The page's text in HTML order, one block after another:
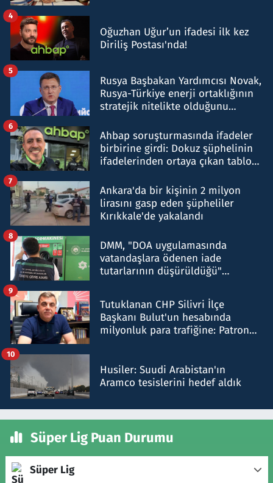
Oğuzhan Uğur’un ifadesi ilk kez
Diriliş Postası'nda!
4
Rusya Başbakan Yardımcısı Novak,
Rusya-Türkiye enerji ortaklığının
stratejik nitelikte olduğunu
5
Ahbap soruşturmasında ifadeler
birbirine girdi: Dokuz şüphelinin
ifadelerinden ortaya çıkan tablo
6
Ankara'da bir kişinin 2 milyon
lirasını gasp eden şüpheliler
Kırıkkale'de yakalandı
7
DMM, "DOA uygulamasında
vatandaşlara ödenen iade
tutarlarının düşürüldüğü"
8
Tutuklanan CHP Silivri İlçe
Başkanı Bulut'un hesabında
milyonluk para trafiğine: Patron
9
Husiler: Suudi Arabistan'ın
Aramco tesislerini hedef aldık
10
Süper Lig Puan Durumu
Süper Lig